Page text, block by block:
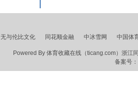
无与伦比文化 同花顺金融 中冰雪网 中国体
Powered By 体育收藏在线（ticang.com）浙江
备案号：